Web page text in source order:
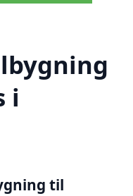
i
til